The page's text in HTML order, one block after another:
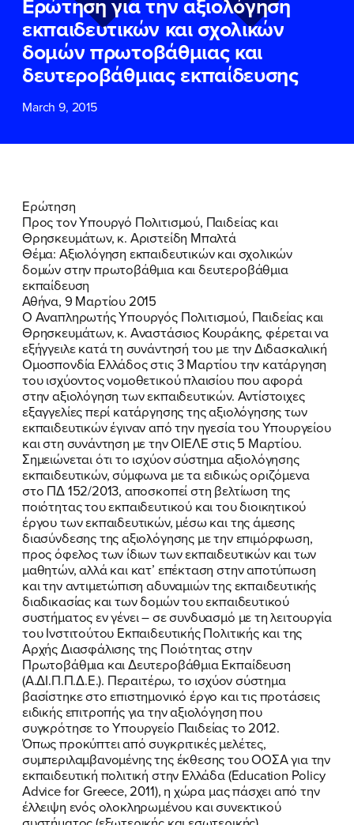
εκπαιδευτικών και σχολικών
δομών πρωτοβάθμιας και
δευτεροβάθμιας εκπαίδευσης
March 9, 2015
Ερώτηση
Προς τον Υπουργό Πολιτισμού, Παιδείας και
Θρησκευμάτων, κ. Αριστείδη Μπαλτά
Θέμα: Αξιολόγηση εκπαιδευτικών και σχολικών
δομών στην πρωτοβάθμια και δευτεροβάθμια
εκπαίδευση
Αθήνα, 9 Μαρτίου 2015
Ο Αναπληρωτής Υπουργός Πολιτισμού, Παιδείας και
Θρησκευμάτων, κ. Αναστάσιος Κουράκης, φέρεται να
εξήγγειλε κατά τη συνάντησή του με την Διδασκαλική
Ομοσπονδία Ελλάδος στις 3 Μαρτίου την κατάργηση
του ισχύοντος νομοθετικού πλαισίου που αφορά
στην αξιολόγηση των εκπαιδευτικών. Αντίστοιχες
εξαγγελίες περί κατάργησης της αξιολόγησης των
εκπαιδευτικών έγιναν από την ηγεσία του Υπουργείου
και στη συνάντηση με την ΟΙΕΛΕ στις 5 Μαρτίου.
Σημειώνεται ότι το ισχύον σύστημα αξιολόγησης
εκπαιδευτικών, σύμφωνα με τα ειδικώς οριζόμενα
στο ΠΔ 152/2013, αποσκοπεί στη βελτίωση της
ποιότητας του εκπαιδευτικού και του διοικητικού
έργου των εκπαιδευτικών, μέσω και της άμεσης
διασύνδεσης της αξιολόγησης με την επιμόρφωση,
προς όφελος των ίδιων των εκπαιδευτικών και των
μαθητών, αλλά και κατ’ επέκταση στην αποτύπωση
και την αντιμετώπιση αδυναμιών της εκπαιδευτικής
διαδικασίας και των δομών του εκπαιδευτικού
συστήματος εν γένει – σε συνδυασμό με τη λειτουργία
του Ινστιτούτου Εκπαιδευτικής Πολιτικής και της
Αρχής Διασφάλισης της Ποιότητας στην
Πρωτοβάθμια και Δευτεροβάθμια Εκπαίδευση
(Α.ΔΙ.Π.Π.Δ.Ε.). Περαιτέρω, το ισχύον σύστημα
βασίστηκε στο επιστημονικό έργο και τις προτάσεις
ειδικής επιτροπής για την αξιολόγηση που
συγκρότησε το Υπουργείο Παιδείας το 2012.
Όπως προκύπτει από συγκριτικές μελέτες,
συμπεριλαμβανομένης της έκθεσης του ΟΟΣΑ για την
εκπαιδευτική πολιτική στην Ελλάδα (Education Policy
Advice for Greece, 2011), η χώρα μας πάσχει από την
έλλειψη ενός ολοκληρωμένου και συνεκτικού
ΕΠΙΘΕΤΟ*
ΤΗΛΕΦΩΝΟ*
EMAIL
του δικτυακού τόπου του
Πολιτικού Γραφείου της Βουλευτού
Νίκης Κεραμέως
ΥΠΟΒΟΛΗ
ΕΠΙΘΕΤΟ*
ΤΗΛΕΦΩΝΟ
EMAIL
του δικτυακού τόπου του
Πολιτικού Γραφείου της Βουλευτού
Νίκης Κεραμέως
ΥΠΟΒΟΛΗ